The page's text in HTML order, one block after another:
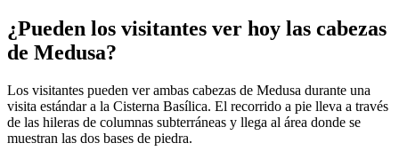
¿Pueden los visitantes ver hoy las cabezas
de Medusa?
Los visitantes pueden ver ambas cabezas de Medusa durante una
visita estándar a la Cisterna Basílica. El recorrido a pie lleva a través
de las hileras de columnas subterráneas y llega al área donde se
muestran las dos bases de piedra.